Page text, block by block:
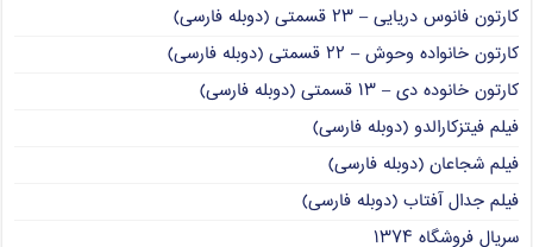
کارتون فانوس دریایی – ۲۳ قسمتی (دوبله فارسی)
کارتون خانواده وحوش – ۲۲ قسمتی (دوبله فارسی)
کارتون خانوده دی – ۱۳ قسمتی (دوبله فارسی)
فیلم فیتزکارالدو (دوبله فارسی)
فیلم شجاعان (دوبله فارسی)
فیلم جدال آفتاب (دوبله فارسی)
سریال فروشگاه ۱۳۷۴